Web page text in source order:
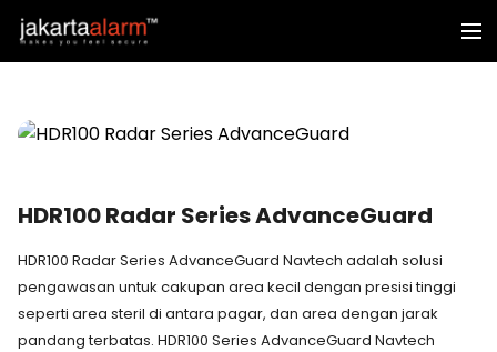
HDR100 Radar Series AdvanceGuard
HDR100 Radar Series AdvanceGuard Navtech adalah solusi
pengawasan untuk cakupan area kecil dengan presisi tinggi
seperti area steril di antara pagar, dan area dengan jarak
pandang terbatas. HDR100 Series AdvanceGuard Navtech